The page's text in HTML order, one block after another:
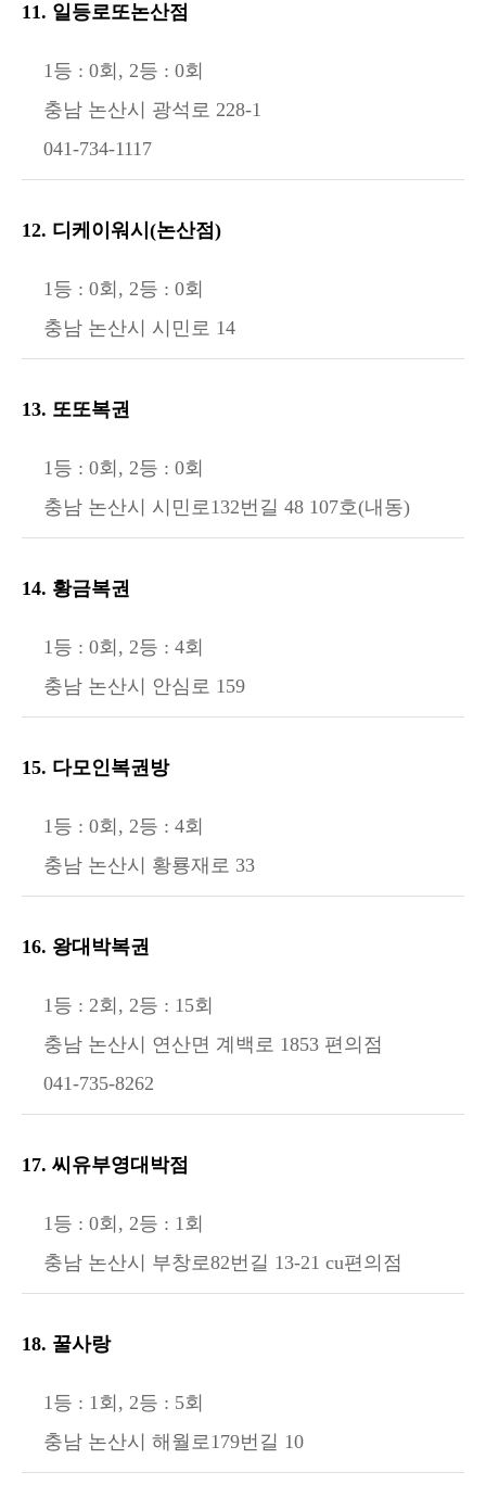
11. 일등로또논산점
1등 : 0회, 2등 : 0회
충남 논산시 광석로 228-1
041-734-1117
12. 디케이워시(논산점)
1등 : 0회, 2등 : 0회
충남 논산시 시민로 14
13. 또또복권
1등 : 0회, 2등 : 0회
충남 논산시 시민로132번길 48 107호(내동)
14. 황금복권
1등 : 0회, 2등 : 4회
충남 논산시 안심로 159
15. 다모인복권방
1등 : 0회, 2등 : 4회
충남 논산시 황룡재로 33
16. 왕대박복권
1등 : 2회, 2등 : 15회
충남 논산시 연산면 계백로 1853 편의점
041-735-8262
17. 씨유부영대박점
1등 : 0회, 2등 : 1회
충남 논산시 부창로82번길 13-21 cu편의점
18. 꿀사랑
1등 : 1회, 2등 : 5회
충남 논산시 해월로179번길 10